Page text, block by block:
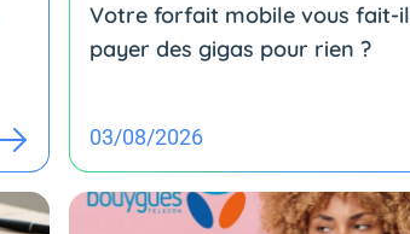
Votre forfait mobile vous fait-il
payer des gigas pour rien ?
03/08/2026